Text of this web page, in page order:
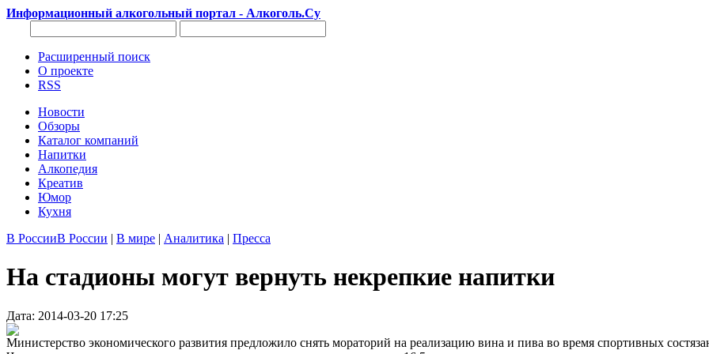
Информационный алкогольный портал - Алкоголь.Су
Расширенный поиск
О проекте
RSS
Новости
Обзоры
Каталог компаний
Напитки
Алкопедия
Креатив
Юмор
Кухня
В РоссииВ России | В мире | Аналитика | Пресса
На стадионы могут вернуть некрепкие напитки
Дата: 2014-03-20 17:25
Министерство экономического развития предложило снять мораторий на реализацию вина и пива во время спортивных